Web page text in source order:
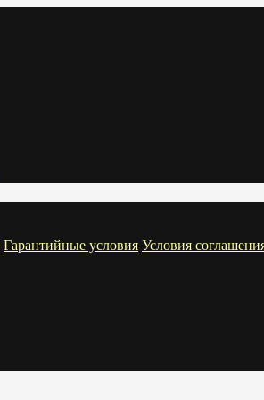
Гарантийные условия Условия